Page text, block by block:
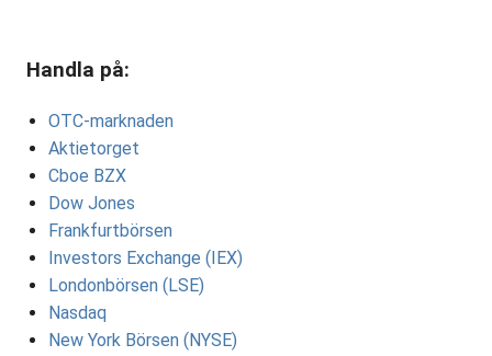
Handla på:
OTC-marknaden
Aktietorget
Cboe BZX
Dow Jones
Frankfurtbörsen
Investors Exchange (IEX)
Londonbörsen (LSE)
Nasdaq
New York Börsen (NYSE)